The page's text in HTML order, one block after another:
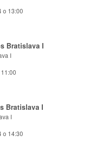
o 13:00
Bratislava I
I
Bratislava I
I
o 14:30